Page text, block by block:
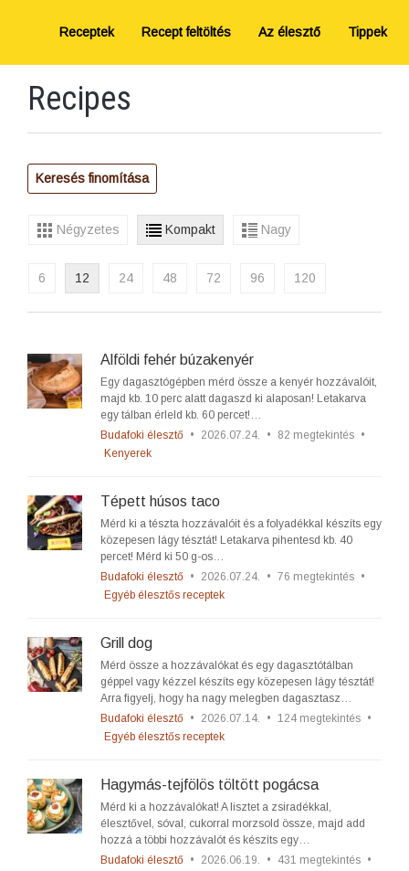
Receptek Recept feltöltés Az élesztő Tippek
Recipes
Keresés finomítása
Négyzetes Kompakt Nagy
6 12 24 48 72 96 120
Alföldi fehér búzakenyér
Egy dagasztógépben mérd össze a kenyér hozzávalóit,
majd kb. 10 perc alatt dagaszd ki alaposan! Letakarva
egy tálban érleld kb. 60 percet!…
Budafoki élesztő • 2026.07.24. • 82 megtekintés •
Kenyerek
Tépett húsos taco
Mérd ki a tészta hozzávalóit és a folyadékkal készíts egy
közepesen lágy tésztát! Letakarva pihentesd kb. 40
percet! Mérd ki 50 g-os…
Budafoki élesztő • 2026.07.24. • 76 megtekintés •
Egyéb élesztős receptek
Grill dog
Mérd össze a hozzávalókat és egy dagasztótálban
géppel vagy kézzel készíts egy közepesen lágy tésztát!
Arra figyelj, hogy ha nagy melegben dagasztasz…
Budafoki élesztő • 2026.07.14. • 124 megtekintés •
Egyéb élesztős receptek
Hagymás-tejfölös töltött pogácsa
Mérd ki a hozzávalókat! A lisztet a zsiradékkal,
élesztővel, sóval, cukorral morzsold össze, majd add
hozzá a többi hozzávalót és készíts egy…
Budafoki élesztő • 2026.06.19. • 431 megtekintés •